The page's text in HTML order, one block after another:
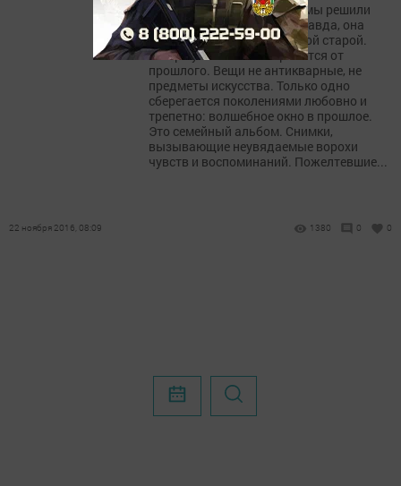
К 50-летию Менделеевска мы решили
открыть новую рубрику, правда, она
относится к хорошо забытой старой.
Теперь уже мало что хранится от
прошлого. Вещи не антикварные, не
предметы искусства. Только одно
сберегается поколениями любовно и
трепетно: волшебное окно в прошлое.
Это семейный альбом. Снимки,
вызывающие неувядаемые ворохи
чувств и воспоминаний. Пожелтевшие...
22 ноября 2016, 08:09 1380 0 0